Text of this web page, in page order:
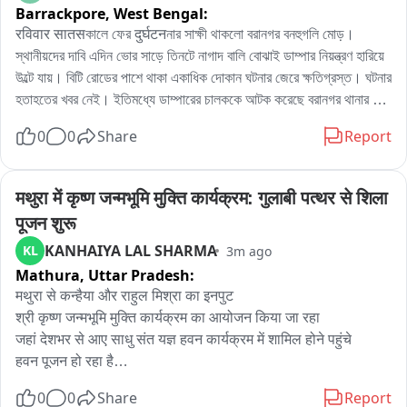
Barrackpore, West Bengal:
रविवार सातसকালে ফের दुर्घटनনার সাক্ষী থাকলো বরানগর বনহুগলি মোড়।
স্থানীয়দের দাবি এদিন ভোর সাড়ে তিনটে নাগাদ বালি বোঝাই ডাম্পার নিয়ন্ত্রণ হারিয়ে
উল্টে যায়। বিটি রোডের পাশে থাকা একাধিক দোকান ঘটনার জেরে ক্ষতিগ্রস্ত। ঘটনার
হতাহতের খবর নেই। ইতিমধ্যে ডাম্পারের চালককে আটক করেছে বরানগর থানার
0 0 Share Report
मथुरा में कृष्ण जन्मभूमि मुक्ति कार्यक्रम: गुलाबी पत्थर से शिला
पूजन शुरू
KL KANHAIYA LAL SHARMA 3m ago
Mathura, Uttar Pradesh:
मथुरा से कन्हैया और राहुल मिश्रा का इनपुट
श्री कृष्ण जन्मभूमि मुक्ति कार्यक्रम का आयोजन किया जा रहा
जहां देशभर से आए साधु संत यज्ञ हवन कार्यक्रम में शामिल होने पहुंचे
हवन पूजन हो रहा है
0 0 Share Report